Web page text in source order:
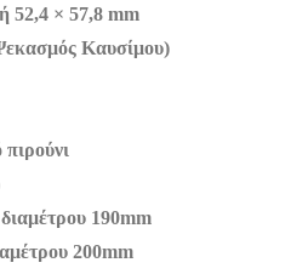
52,4 × 57,8 mm
Καυσίμου)
190mm
200mm